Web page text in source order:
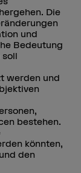
Die
und
Bedeutung
soll
werden und
bestehen.
könnten,
den